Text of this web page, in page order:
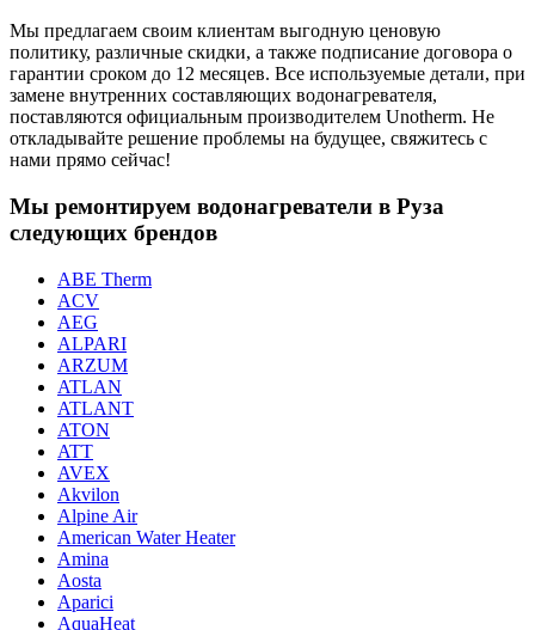
Мы предлагаем своим клиентам выгодную ценовую
политику, различные скидки, а также подписание договора о
гарантии сроком до 12 месяцев. Все используемые детали, при
замене внутренних составляющих водонагревателя,
поставляются официальным производителем Unotherm. Не
откладывайте решение проблемы на будущее, свяжитесь с
нами прямо сейчас!
Мы ремонтируем водонагреватели в Руза
следующих брендов
ABE Therm
ACV
AEG
ALPARI
ARZUM
ATLAN
ATLANT
ATON
ATT
AVEX
Akvilon
Alpine Air
American Water Heater
Amina
Aosta
Aparici
AquaHeat